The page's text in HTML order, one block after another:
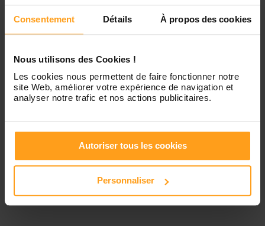
Consentement Détails À propos des cookies
Nous utilisons des Cookies !
Les cookies nous permettent de faire fonctionner notre
site Web, améliorer votre expérience de navigation et
analyser notre trafic et nos actions publicitaires.
Autoriser tous les cookies
Personnaliser
Services proposés
Garde d’enfants
Ces profils pourraient vous intéresser
Babysitters proches de
Marseille 16